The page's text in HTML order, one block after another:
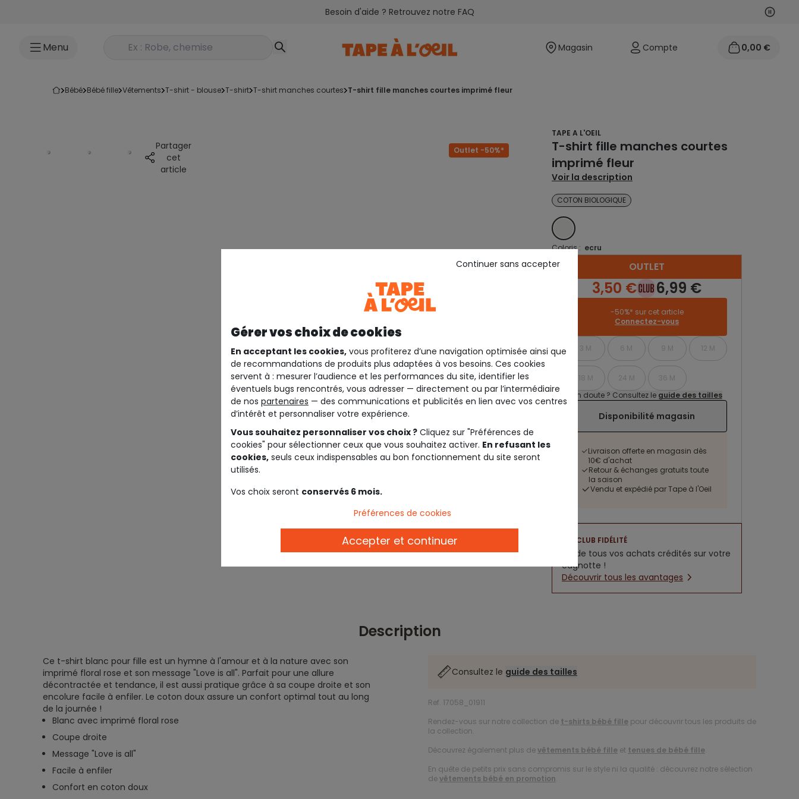
Besoin d'aide ? Retrouvez notre FAQ
Menu Rechercher un produit Magasin Compte 0,00 €
bébé bébé fille vêtements t-shirt - blouse t-shirt t-shirt manches courtes t-shirt fille manches courtes imprimé fleur
Partager
cet
article
Outlet -50%*
TAPE A L'OEIL
T-shirt fille manches courtes
imprimé fleur
Voir la description
COTON BIOLOGIQUE
ECRU
Coloris : ecru
OUTLET
3,50 € 6,99 €
-50%* sur cet article
Connectez-vous
3 M 6 M 9 M 12 M
18 M 24 M
36 M
Un doute ? Consultez le guide des tailles
Disponibilité magasin
Livraison offerte en magasin dès
10€ d'achat
Retour & échanges gratuits toute
la saison
Vendu et expédié par Tape à l'Oeil
CLUB FIDÉLITÉ
5% de tous vos achats crédités sur votre
cagnotte !
Découvrir tous les avantages
Description
Ce t-shirt blanc pour fille est un hymne à l'amour et à la nature avec son
imprimé floral rose et son message "Love is all". Parfait pour une allure
décontractée et tendance, il est aussi pratique grâce à sa coupe droite et son
encolure facile à enfiler. Le coton doux assure un confort optimal tout au long
de la journée !
Blanc avec imprimé floral rose
Coupe droite
Message "Love is all"
Facile à enfiler
Confort en coton doux
Consultez le guide des tailles
Ref. 17058_01911
Rendez-vous sur notre collection de t-shirts bébé fille pour découvrir tous les produits de
la collection.
Découvrez également plus devêtements bébé fille et tenues de bébé fille.
En quête de petits prix sans compromis sur le style ni la qualité : découvrez notre sélection
devêtements bébé en promotion.
Gérer vos choix de cookies
En acceptant les cookies, vous profiterez d’une navigation optimisée ainsi que
de recommandations de produits plus adaptées à vos besoins. Ces cookies
servent à : mesurer l’audience et les performances du site, identifier les
éventuels bugs rencontrés, vous adresser — directement ou par l’intermédiaire
de nos partenaires — des communications et publicités en lien avec vos centres
d’intérêt et personnaliser votre expérience.
Vous souhaitez personnaliser vos choix ? Cliquez sur "Préférences de
cookies" pour sélectionner ceux que vous souhaitez activer. En refusant les
cookies, seuls ceux indispensables au bon fonctionnement du site seront
utilisés.
Vos choix seront conservés 6 mois.
Continuer sans accepter
Préférences de cookies
Accepter et continuer